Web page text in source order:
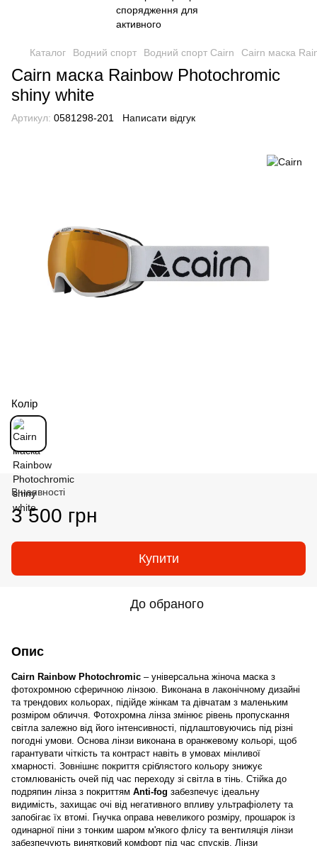
Каталог Водний спорт Водний спорт Cairn Cairn маска
Cairn маска Rainbow Photochromic
shiny white
Артикул: 0581298-201 Написати відгук
Колір
В наявності
3 500 грн
Купити
До обраного
Опис
Cairn Rainbow Photochromic – універсальна жіноча маска з
фотохромною сферичною лінзою. Виконана в лаконічному дизайні
та трендових кольорах, підійде жінкам та дівчатам з маленьким
розміром обличчя. Фотохромна лінза змінює рівень пропускання
світла залежно від його інтенсивності, підлаштовуючись під різні
погодні умови. Основа лінзи виконана в оранжевому кольорі, щоб
гарантувати чіткість та контраст навіть в умовах мінливої
хмарності. Зовнішнє покриття сріблястого кольору знижує
стомлюваність очей під час переходу зі світла в тінь. Стійка до
подряпин лінза з покриттям Anti-fog забезпечує ідеальну
видимість, захищає очі від негативного впливу ультрафіолету та
запобігає їх втомі. Гнучка оправа невеликого розміру, прошарок із
одинарної піни з тонким шаром м'якого флісу та вентиляція лінзи
забезпечують винятковий комфорт під час спусків. Лінзи